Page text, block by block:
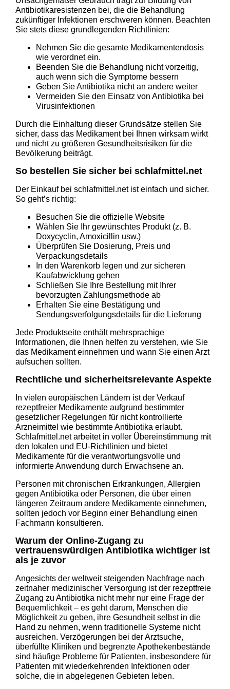
Antibiotikaresistenzen bei, die die Behandlung
zukünftiger Infektionen erschweren können. Beachten
Sie stets diese grundlegenden Richtlinien:
Nehmen Sie die gesamte Medikamentendosis
wie verordnet ein.
Beenden Sie die Behandlung nicht vorzeitig,
auch wenn sich die Symptome bessern
Geben Sie Antibiotika nicht an andere weiter
Vermeiden Sie den Einsatz von Antibiotika bei
Virusinfektionen
Durch die Einhaltung dieser Grundsätze stellen Sie
sicher, dass das Medikament bei Ihnen wirksam wirkt
und nicht zu größeren Gesundheitsrisiken für die
Bevölkerung beiträgt.
So bestellen Sie sicher bei schlafmittel.net
Der Einkauf bei schlafmittel.net ist einfach und sicher.
So geht’s richtig:
Besuchen Sie die offizielle Website
Wählen Sie Ihr gewünschtes Produkt (z. B.
Doxycyclin, Amoxicillin usw.)
Überprüfen Sie Dosierung, Preis und
Verpackungsdetails
In den Warenkorb legen und zur sicheren
Kaufabwicklung gehen
Schließen Sie Ihre Bestellung mit Ihrer
bevorzugten Zahlungsmethode ab
Erhalten Sie eine Bestätigung und
Sendungsverfolgungsdetails für die Lieferung
Jede Produktseite enthält mehrsprachige
Informationen, die Ihnen helfen zu verstehen, wie Sie
das Medikament einnehmen und wann Sie einen Arzt
aufsuchen sollten.
Rechtliche und sicherheitsrelevante Aspekte
In vielen europäischen Ländern ist der Verkauf
rezeptfreier Medikamente aufgrund bestimmter
gesetzlicher Regelungen für nicht kontrollierte
Arzneimittel wie bestimmte Antibiotika erlaubt.
Schlafmittel.net arbeitet in voller Übereinstimmung mit
den lokalen und EU-Richtlinien und bietet
Medikamente für die verantwortungsvolle und
informierte Anwendung durch Erwachsene an.
Personen mit chronischen Erkrankungen, Allergien
gegen Antibiotika oder Personen, die über einen
längeren Zeitraum andere Medikamente einnehmen,
sollten jedoch vor Beginn einer Behandlung einen
Fachmann konsultieren.
Warum der Online-Zugang zu
vertrauenswürdigen Antibiotika wichtiger ist
als je zuvor
Angesichts der weltweit steigenden Nachfrage nach
zeitnaher medizinischer Versorgung ist der rezeptfreie
Zugang zu Antibiotika nicht mehr nur eine Frage der
Bequemlichkeit – es geht darum, Menschen die
Möglichkeit zu geben, ihre Gesundheit selbst in die
Hand zu nehmen, wenn traditionelle Systeme nicht
ausreichen. Verzögerungen bei der Arztsuche,
überfüllte Kliniken und begrenzte Apothekenbestände
sind häufige Probleme für Patienten, insbesondere für
Patienten mit wiederkehrenden Infektionen oder
solche, die in abgelegenen Gebieten leben.